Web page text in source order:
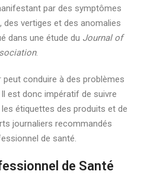
par des symptômes
des vertiges et des anomalies
dans une étude du Journal of
.
conduire à des problèmes
est donc impératif de suivre
étiquettes des produits et de
journaliers recommandés
de santé.
de Santé